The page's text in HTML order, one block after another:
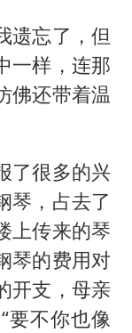
遗忘了，但
一样，连那
佛还带着温
了很多的兴
琴，占去了
上传来的琴
琴的费用对
开支，母亲
要不你也像